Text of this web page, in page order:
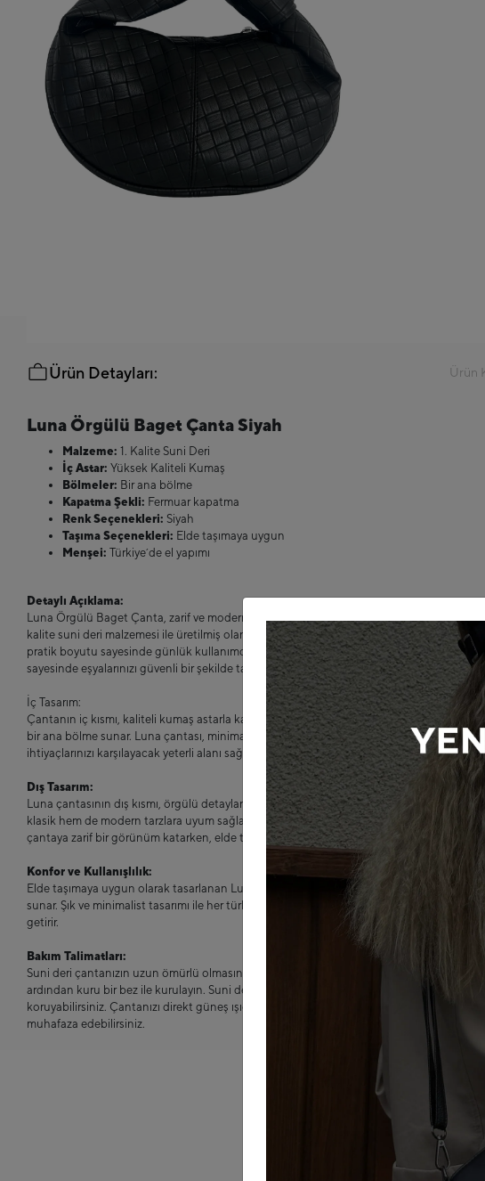
Ürün Detayları: Ürün
Luna Örgülü Baget Çanta Siyah
Malzeme:1. Kalite Suni Deri
İç Astar:Yüksek Kaliteli Kumaş
Bölmeler: Bir ana bölme
Kapatma Şekli: Fermuar kapatma
Renk Seçenekleri: Siyah
Taşıma Seçenekleri: Elde taşımaya uygun
Menşei:Türkiye’de el yapımı
Detaylı Açıklama:
Luna Örgülü Baget Çanta, zarif ve modern tasarımıyla her stile uyum sağlayacak ideal bir
kalite suni deri malzemesi ile üretilmiş olan bu çanta, hem dayanıklı hem de şık bir
pratik boyutu sayesinde günlük kullanımda işlevselliği ve estetiği bir araya getirir.
sayesinde eşyalarınızı güvenli bir şekilde taşıyabilirsiniz.
İç Tasarım:
Çantanın iç kısmı, kaliteli kumaş astarla kaplanmış olup, eşyalarınızı düzenli bir şekilde
bir ana bölme sunar. Luna çantası, minimalist iç tasarımı ile fonksiyonelliği ön plana
ihtiyaçlarınızı karşılayacak yeterli alanı sağlar.
Dış Tasarım:
Luna çantasının dış kısmı, örgülü detayları ve modern çizgileriyle dikkat çeker. Siyah
klasik hem de modern tarzlara uyum sağlayan bu çanta, her ortamda şıklığınızı
çantaya zarif bir görünüm katarken, elde taşımaya uygun yapısı ile rahat ve pratik bir
Konfor ve Kullanışlılık:
Elde taşımaya uygun olarak tasarlanan Luna Örgülü Baget Çanta, hafif yapısı ile günlük
sunar. Şık ve minimalist tasarımı ile her türlü kombinle rahatça uyum sağlar, işlevselliği
getirir.
Bakım Talimatları:
Suni deri çantanızın uzun ömürlü olmasını sağlamak için düzenli olarak nemli bir bez ile
ardından kuru bir bez ile kurulayın. Suni deri bakım ürünleri kullanarak çantanızın ilk
koruyabilirsiniz. Çantanızı direkt güneş ışığından ve nemli ortamlardan uzak tutarak uzun
muhafaza edebilirsiniz.